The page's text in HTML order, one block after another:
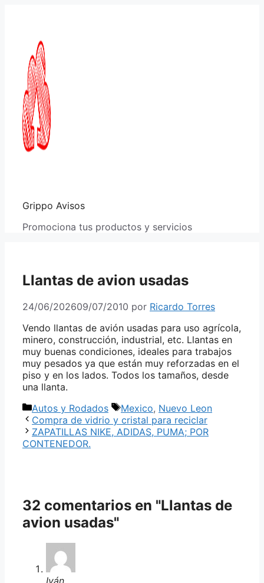
Grippo Avisos
Promociona tus productos y servicios
Llantas de avion usadas
24/06/202609/07/2010 por Ricardo Torres
Vendo llantas de avión usadas para uso agrícola,
minero, construcción, industrial, etc. Llantas en
muy buenas condiciones, ideales para trabajos
muy pesados ya que están muy reforzadas en el
piso y en los lados. Todos los tamaños, desde
una llanta.
Categorías
Autos y Rodados Etiquetas
Mexico, Nuevo Leon
Compra de vidrio y cristal para reciclar
ZAPATILLAS NIKE, ADIDAS, PUMA; POR
CONTENEDOR.
32 comentarios en "Llantas de
avion usadas"
Iván